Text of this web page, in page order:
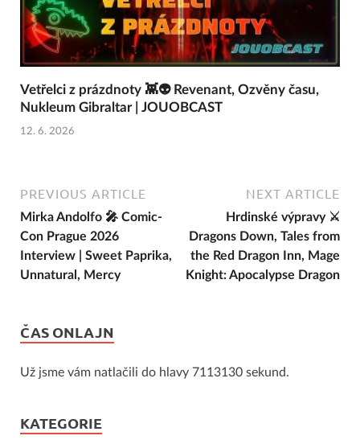
Vetřelci z prázdnoty 👾👽 Revenant, Ozvěny času,
Nukleum Gibraltar | JOUOBCAST
12. 6. 2026
PREVIOUS ARTICLE
Mirka Andolfo 🎤 Comic-
Con Prague 2026
Interview | Sweet Paprika,
Unnatural, Mercy
NEXT ARTICLE
Hrdinské výpravy ⚔️
Dragons Down, Tales from
the Red Dragon Inn, Mage
Knight: Apocalypse Dragon
ČAS ONLAJN
Už jsme vám natlačili do hlavy 7113130 sekund.
KATEGORIE